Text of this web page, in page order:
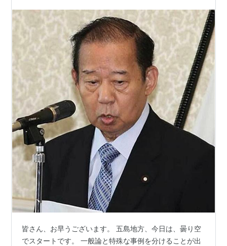
皆さん、お早うございます。 五島地方、今日は、曇り空
でスタートです。 一般論と特殊な事例を分けることが出